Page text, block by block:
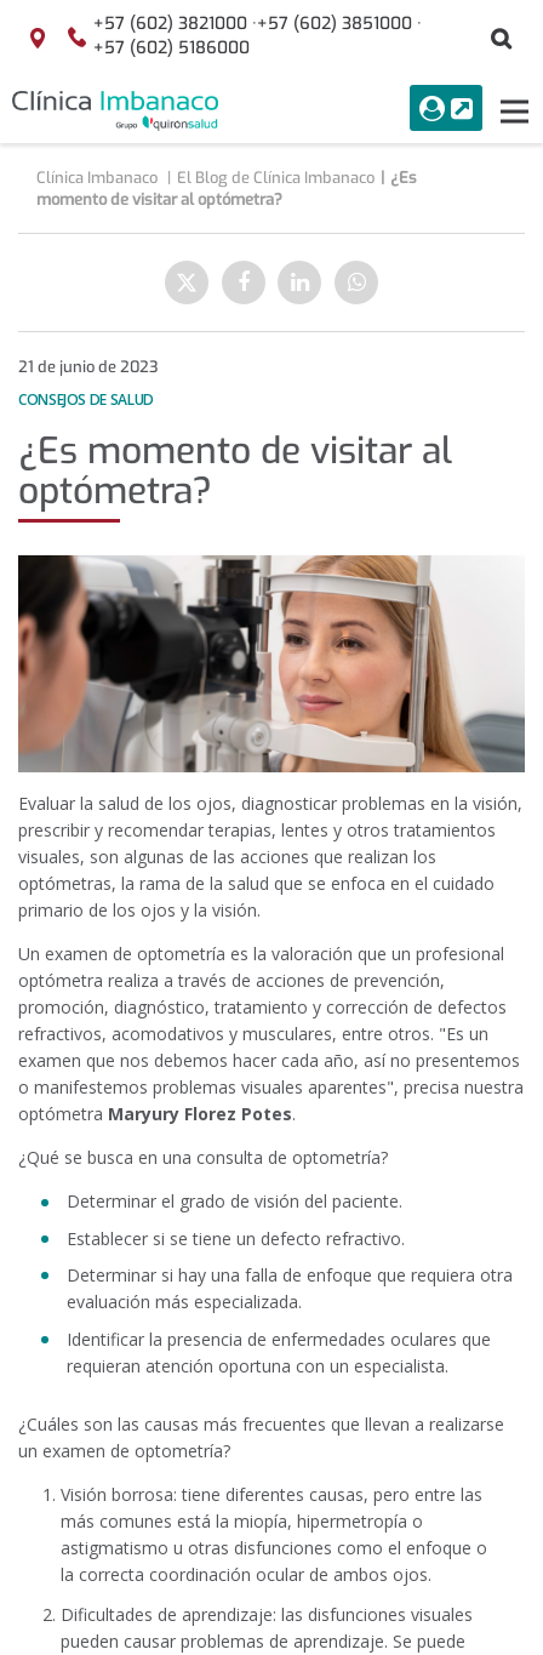
Localización
+57 (602) 3821000 ·+57 (602) 3851000 ·
+57 (602) 5186000
menuAcceso
Buscar
Clínica Imbanaco El Blog de Clínica Imbanaco
¿Es
momento de visitar al optómetra?
optómetra?
Enviar
a
Twitter
Compartir
en
Facebook
Compartir
en
Linkedin
Compartir
en
WhatsApp
21 de junio de 2023
CONSEJOS DE SALUD
¿Es momento de visitar al
optómetra?
Evaluar la salud de los ojos, diagnosticar problemas en la visión,
prescribir y recomendar terapias, lentes y otros tratamientos
visuales, son algunas de las acciones que realizan los
optómetras, la rama de la salud que se enfoca en el cuidado
primario de los ojos y la visión.
Un examen de optometría es la valoración que un profesional
optómetra realiza a través de acciones de prevención,
promoción, diagnóstico, tratamiento y corrección de defectos
refractivos, acomodativos y musculares, entre otros. "Es un
examen que nos debemos hacer cada año, así no presentemos
o manifestemos problemas visuales aparentes", precisa nuestra
optómetra Maryury Florez Potes.
¿Qué se busca en una consulta de optometría?
Determinar el grado de visión del paciente.
Establecer si se tiene un defecto refractivo.
Determinar si hay una falla de enfoque que requiera otra
evaluación más especializada.
Identificar la presencia de enfermedades oculares que
requieran atención oportuna con un especialista.
¿Cuáles son las causas más frecuentes que llevan a realizarse
un examen de optometría?
Visión borrosa: tiene diferentes causas, pero entre las
más comunes está la miopía, hipermetropía o
astigmatismo u otras disfunciones como el enfoque o
la correcta coordinación ocular de ambos ojos.
Dificultades de aprendizaje: las disfunciones visuales
pueden causar problemas de aprendizaje. Se puede